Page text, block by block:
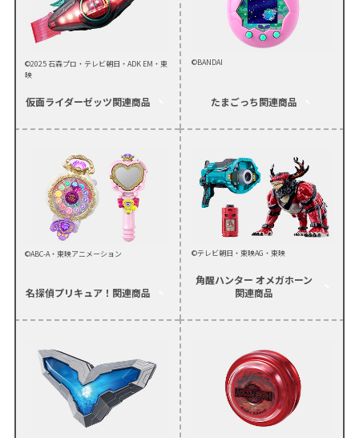
©2025 石森プロ・テレビ朝日・ADK EM・東
映
仮面ライダーゼッツ関連商品
©BANDAI
たまごっち関連商品
©ABC-A・東映アニメーション
名探偵プリキュア！ 関連商品
©テレビ朝日・東映AG・東映
角醒ハンター オメガホーン
関連商品